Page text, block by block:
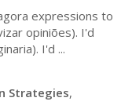
expressions to
opiniões). I'd
I'd ...
Strategies,